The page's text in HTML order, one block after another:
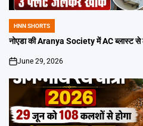
POSTED
IN
HNN SHORTS
नोएडा की Aranya Society में AC ब्लास्ट
on
June 29, 2026